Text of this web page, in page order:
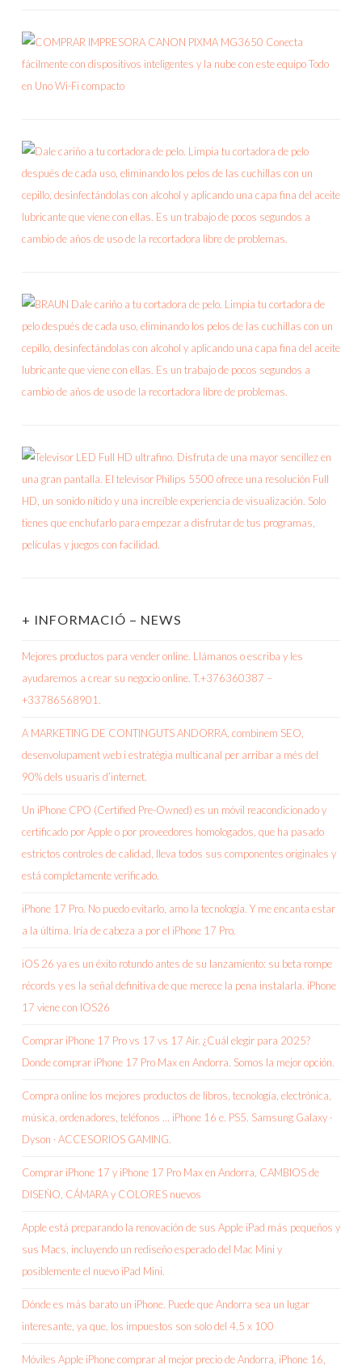
+ INFORMACIÓ – NEWS
Mejores productos para vender online. Llámanos o escriba y les
ayudaremos a crear su negocio online. T.+376360387 –
+33786568901.
A MARKETING DE CONTINGUTS ANDORRA, combinem SEO,
desenvolupament web i estratègia multicanal per arribar a més del
90% dels usuaris d’internet.
Un iPhone CPO (Certified Pre-Owned) es un móvil reacondicionado y
certificado por Apple o por proveedores homologados, que ha pasado
estrictos controles de calidad, lleva todos sus componentes originales y
está completamente verificado.
iPhone 17 Pro. No puedo evitarlo, amo la tecnología. Y me encanta estar
a la última. Iría de cabeza a por el iPhone 17 Pro.
iOS 26 ya es un éxito rotundo antes de su lanzamiento: su beta rompe
récords y es la señal definitiva de que merece la pena instalarla. iPhone
17 viene con IOS26
Comprar iPhone 17 Pro vs 17 vs 17 Air. ¿Cuál elegir para 2025?
Donde comprar iPhone 17 Pro Max en Andorra. Somos la mejor opción.
Compra online los mejores productos de libros, tecnología, electrónica,
música, ordenadores, teléfonos … iPhone 16 e. PS5. Samsung Galaxy ·
Dyson · ACCESORIOS GAMING.
Comprar iPhone 17 y iPhone 17 Pro Max en Andorra, CAMBIOS de
DISEÑO, CÁMARA y COLORES nuevos
Apple está preparando la renovación de sus Apple iPad más pequeños y
sus Macs, incluyendo un rediseño esperado del Mac Mini y
posiblemente el nuevo iPad Mini.
Dónde es más barato un iPhone. Puede que Andorra sea un lugar
interesante, ya que, los impuestos son solo del 4,5 x 100
Móviles Apple iPhone comprar al mejor precio de Andorra, iPhone 16,